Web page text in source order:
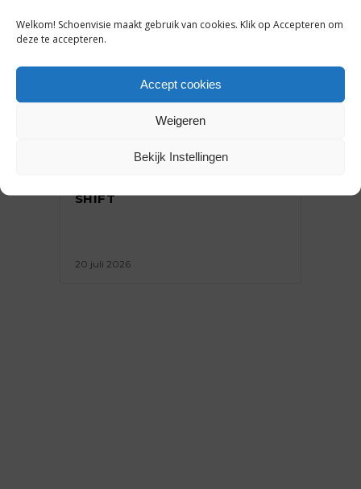
Welkom! Schoenvisie maakt gebruik van cookies. Klik op Accepteren om
deze te accepteren.
Accept cookies
Weigeren
Bekijk Instellingen
ONDERNEMEN
BEURSVERSLAG ZOMER ’26:
SHIFT
20 juli 2026